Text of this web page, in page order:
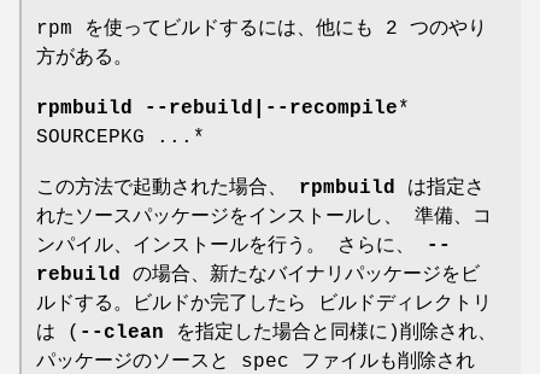
rpm を使ってビルドするには、他にも 2 つのやり
方がある。
rpmbuild --rebuild|--recompile*
SOURCEPKG ...*
この方法で起動された場合、 rpmbuild は指定さ
れたソースパッケージをインストールし、 準備、コ
ンパイル、インストールを行う。 さらに、
--
rebuild の場合、新たなバイナリパッケージをビ
ルドする。ビルドか完了したら ビルドディレクトリ
は ( --clean を指定した場合と同様に)削除され、
パッケージのソースと spec ファイルも削除され